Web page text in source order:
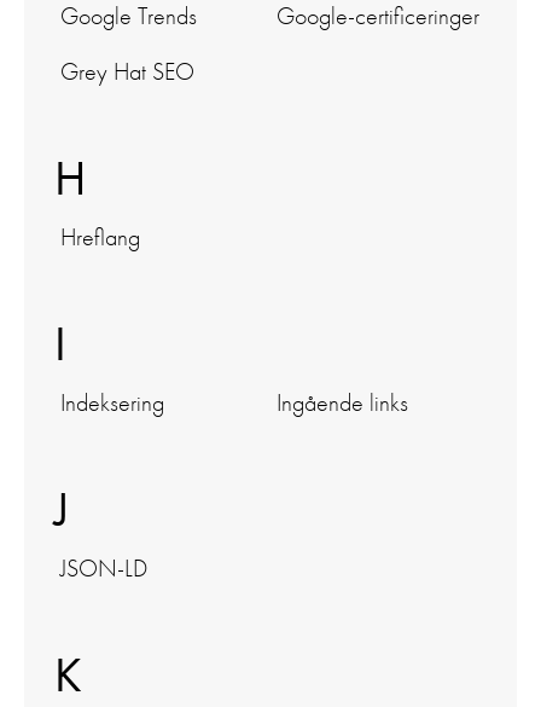
Google Trends
Google-certificeringer
Grey Hat SEO
H
Hreflang
I
Indeksering Ingående links
J
JSON-LD
K